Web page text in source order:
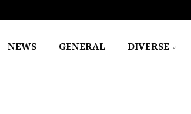
NEWS GENERAL DIVERSE